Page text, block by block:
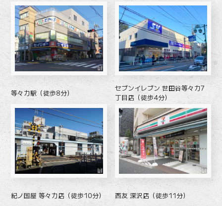
等々力駅（徒歩8分）
セブンイレブン 世田谷等々力7
丁目店（徒歩4分）
紀ノ国屋 等々力店（徒歩10分） 西友 深沢店（徒歩11分）